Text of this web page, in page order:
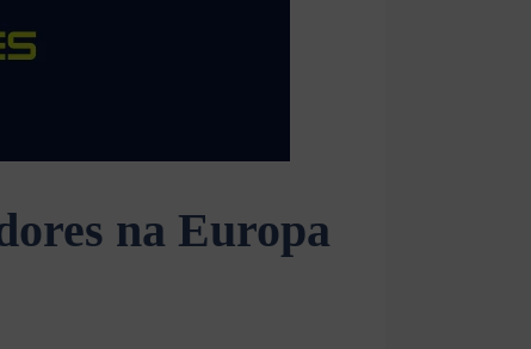
na Europa